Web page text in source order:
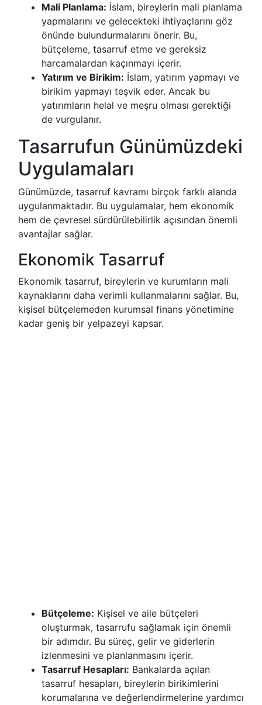
Mali Planlama: İslam, bireylerin mali planlama
yapmalarını ve gelecekteki ihtiyaçlarını göz
önünde bulundurmalarını önerir. Bu,
bütçeleme, tasarruf etme ve gereksiz
harcamalardan kaçınmayı içerir.
Yatırım ve Birikim: İslam, yatırım yapmayı ve
birikim yapmayı teşvik eder. Ancak bu
yatırımların helal ve meşru olması gerektiği
de vurgulanır.
Tasarrufun Günümüzdeki
Uygulamaları
Günümüzde, tasarruf kavramı birçok farklı alanda
uygulanmaktadır. Bu uygulamalar, hem ekonomik
hem de çevresel sürdürülebilirlik açısından önemli
avantajlar sağlar.
Ekonomik Tasarruf
Ekonomik tasarruf, bireylerin ve kurumların mali
kaynaklarını daha verimli kullanmalarını sağlar. Bu,
kişisel bütçelemeden kurumsal finans yönetimine
kadar geniş bir yelpazeyi kapsar.
Bütçeleme: Kişisel ve aile bütçeleri
oluşturmak, tasarrufu sağlamak için önemli
bir adımdır. Bu süreç, gelir ve giderlerin
izlenmesini ve planlanmasını içerir.
Tasarruf Hesapları: Bankalarda açılan
tasarruf hesapları, bireylerin birikimlerini
korumalarına ve değerlendirmelerine yardımcı